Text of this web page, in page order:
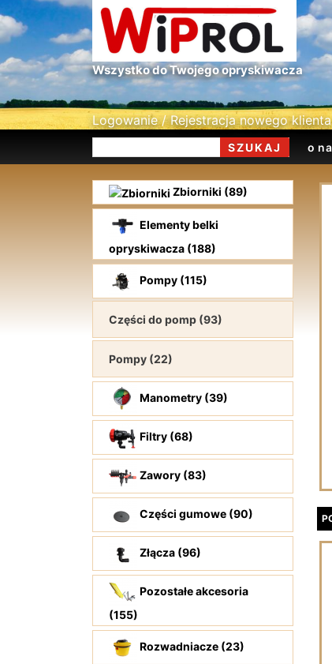
Wszystko do Twojego opryskiwacza
Logowanie / Rejestracja nowego klienta
o
Zbiorniki (89)
Elementy belki
opryskiwacza (188)
Pompy (115)
Części do pomp (93)
Pompy (22)
Manometry (39)
Filtry (68)
Zawory (83)
Części gumowe (90)
Złącza (96)
Pozostałe akcesoria
(155)
Rozwadniacze (23)